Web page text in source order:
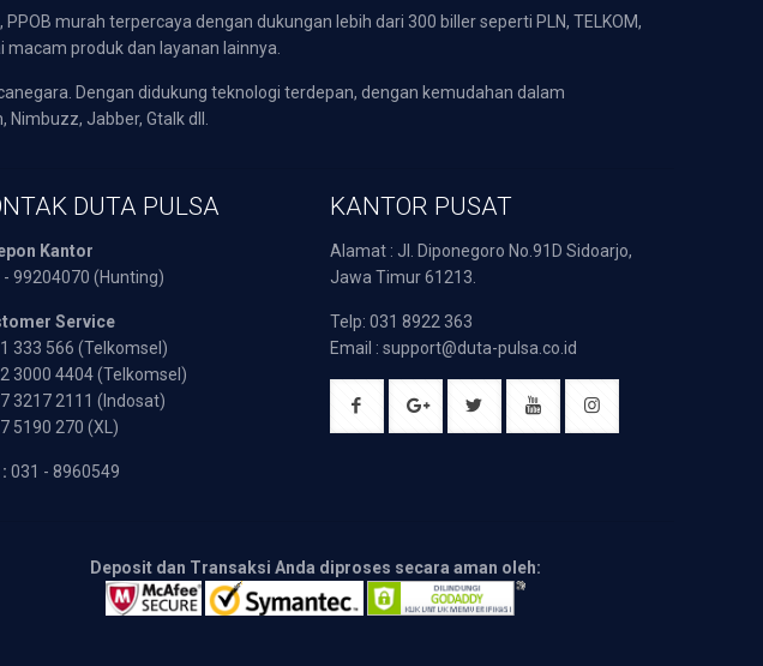
murah terpercaya dengan dukungan lebih dari 300 biller seperti PLN, TELKOM,
macam produk dan layanan lainnya.
Dengan didukung teknologi terdepan, dengan kemudahan dalam
Nimbuzz, Jabber, Gtalk dll.
DUTA PULSA
Kantor
- 99204070 (Hunting)
Service
333 566 (Telkomsel)
3000 4404 (Telkomsel)
3217 2111 (Indosat)
5190 270 (XL)
031 - 8960549
KANTOR PUSAT
Alamat : Jl. Diponegoro No.91D Sidoarjo,
Jawa Timur 61213.
Telp: 031 8922 363
Email : support@duta-pulsa.co.id
Deposit dan Transaksi Anda diproses secara aman oleh: